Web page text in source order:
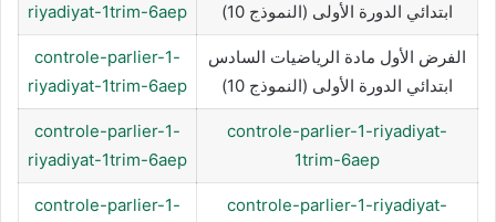
ابتدائي الدورة الأولى (النموذج 10)
riyadiyat-1trim-6aep
الفرض الأول مادة الرياضيات السادس
ابتدائي الدورة الأولى (النموذج 10)
controle-parlier-1-
riyadiyat-1trim-6aep
controle-parlier-1-riyadiyat-
1trim-6aep
controle-parlier-1-
riyadiyat-1trim-6aep
controle-parlier-1-riyadiyat-
controle-parlier-1-